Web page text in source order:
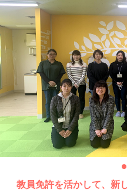
教員免許を活かして、新